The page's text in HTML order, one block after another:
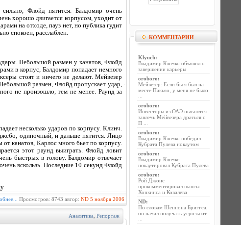
Флойд пятится. Балдомир очень
хорошо двигается корпусом, уходит от
на отходе, пауз нет, но публика гудит
спокоен, расслаблен.
Небольшой размен у канатов, Флойд
в корпус, Балдомир попадает немного
стоят и ничего не делают. Мейвезер
размен, Флойд пропускает удар,
не произошло, тем не менее. Раунд за
несколько ударов по корпусу. Клинч.
одиночный, и дальше пятится. Лицо
канатов, Карлос много бьет по корпусу.
этот раунд выиграть. Флойд ловит
быстрых в голову. Балдомир отвечает
вскользь. Последние 10 секунд Флойд
Просмотров: 8743 автор: ND 5 ноября 2006
Аналитика Репортаж
КОММЕНТАРИИ
Klyuch:
Владимир Кличко объявил о
завершении карьеры
oroboro:
Мейвезер: Если бы я был на
месте Пакьяо, у меня не было
oroboro:
Инвесторы из ОАЭ пытаются
завлечь Мейвезера драться с
П ...
oroboro:
Владимир Кличко победил
Кубрата Пулева нокаутом
oroboro:
Владимир Кличко
нокаутировал Кубрата Пулева
oroboro:
Рой Джонс
прокомментировал шансы
Хопкинса и Ковалева
ND:
По словам Шеннона Бриггса,
он начал получать угрозы от